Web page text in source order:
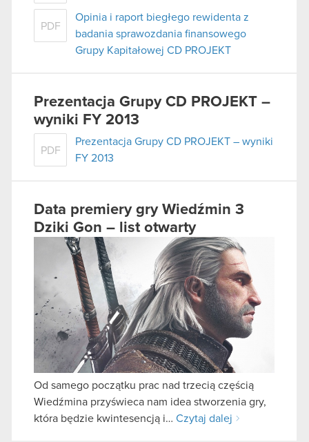
PDF
Opinia i raport biegłego rewidenta z
badania sprawozdania finansowego
Grupy Kapitałowej CD PROJEKT
Prezentacja Grupy CD PROJEKT –
wyniki FY 2013
PDF
Prezentacja Grupy CD PROJEKT – wyniki
FY 2013
Data premiery gry Wiedźmin 3
Dziki Gon – list otwarty
Od samego początku prac nad trzecią częścią
Wiedźmina przyświeca nam idea stworzenia gry,
która będzie kwintesencją i… Czytaj dalej